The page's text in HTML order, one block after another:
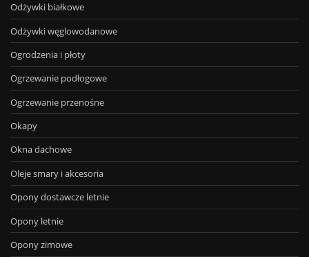
Odżywki białkowe
Odżywki węglowodanowe
Ogrodzenia i płoty
Ogrzewanie podłogowe
Ogrzewanie przenośne
Okapy
Okna dachowe
Oleje smary i akcesoria
Opony dostawcze letnie
Opony letnie
Opony zimowe